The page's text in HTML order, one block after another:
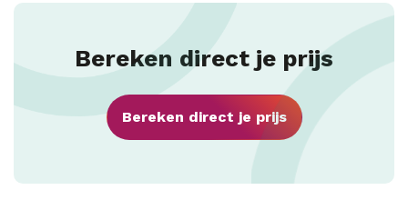
Bereken direct je prijs
Bereken direct je prijs